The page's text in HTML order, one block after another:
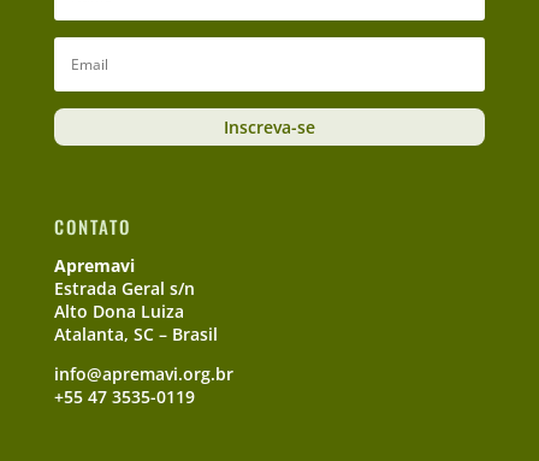
Inscreva-se
CONTATO
Apremavi
Estrada Geral s/n
Alto Dona Luiza
Atalanta, SC – Brasil
info@apremavi.org.br
+55 47 3535-0119